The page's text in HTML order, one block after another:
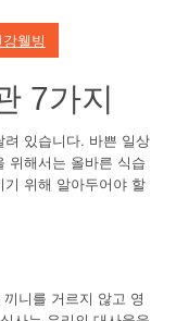
강웰빙
7가지
있습니다. 바쁜 일상
위해서는 올바른 식습
위해 알아두어야 할
니를 거르지 않고 영